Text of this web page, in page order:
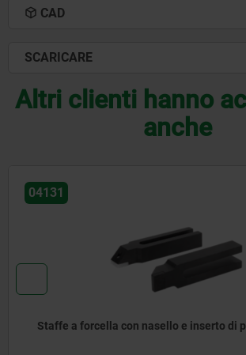
CAD
SCARICARE
Altri clienti hanno
anche
04191
Staffa di bloccaggio doppia orientabile